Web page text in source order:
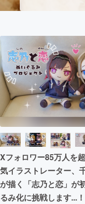
Xフォロワー85万人を
気イラストレーター、
が描く「志乃と恋」が
るみ化に挑戦します...